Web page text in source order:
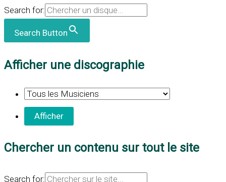
Search for:
Search Button
Afficher une discographie
Chercher un contenu sur tout le site
Search for: